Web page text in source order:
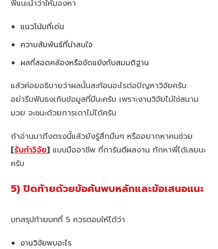
พี่แนะนำว่าให้มองหา
แนวโน้มที่เด่น
ความสัมพันธ์ที่น่าสนใจ
ผลที่สอดคล้องหรือขัดแย้งกับสมมติฐาน
แล้วค่อยอธิบายว่าผลนั้นสะท้อนอะไรต่อปัญหาวิจัยครับ
อย่ารีบฟันธงเกินข้อมูลที่มีนะครับ เพราะงานวิจัยไม่ใช่สนาม
มวย จะชนะด้วยการเดาไม่ได้ครับ
ถ้าอ่านมาถึงตรงนี้แล้วยังรู้สึกมึนๆ หรืออยากหาคนช่วย
[รับทำวิจัย] แบบมืออาชีพ ที่การันตีผลงาน ทักหาพี่ได้เลยนะ
ครับ
5) ปิดท้ายด้วยข้อค้นพบหลักและข้อเสนอแนะ
บทสรุปท้ายบทที่ 5 ควรตอบให้ได้ว่า
งานวิจัยพบอะไร